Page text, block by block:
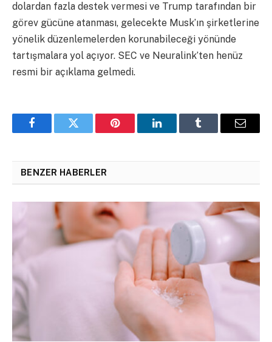
dolardan fazla destek vermesi ve Trump tarafından bir
görev gücüne atanması, gelecekte Musk’ın şirketlerine
yönelik düzenlemelerden korunabileceği yönünde
tartışmalara yol açıyor. SEC ve Neuralink’ten henüz
resmi bir açıklama gelmedi.
FacebookTwitter Pinterest LinkedInTumblr Email
BENZER HABERLER